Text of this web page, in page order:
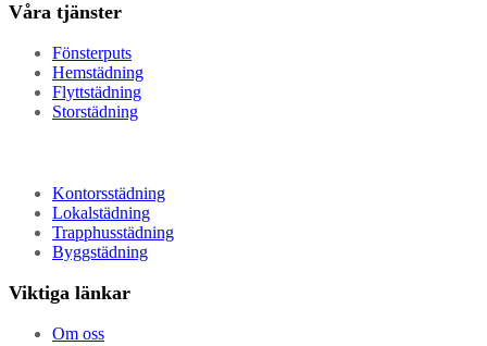
Våra tjänster
Fönsterputs
Hemstädning
Flyttstädning
Storstädning
Kontorsstädning
Lokalstädning
Trapphusstädning
Byggstädning
Viktiga länkar
Om oss